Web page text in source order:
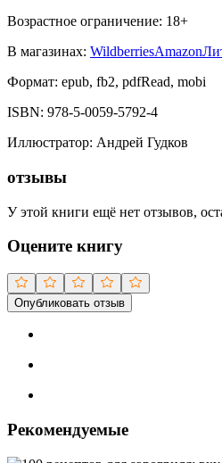
Возрастное ограничение: 18+
В магазинах: WildberriesAmazon
Формат: epub, fb2, pdfRead, mobi
ISBN: 978-5-0059-5792-4
Иллюстратор: Андрей Гудков
отзывы
У этой книги ещё нет отзывов,
Оцените книгу
Опубликовать отзыв
Рекомендуемые